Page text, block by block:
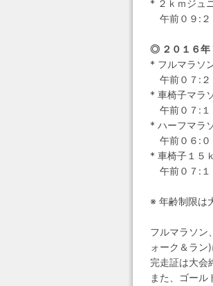
* ２ｋｍジュ
午前０９:
◎ ２０１６年
* フルマラソ
午前０７:
* 車椅子マラ
午前０７:
* ハーフマラ
午前０６:
* 車椅子１５
午前０７:
※ 年齢制限は
フルマラソン
ォーク＆ラン
完走証は大会
また、ゴール